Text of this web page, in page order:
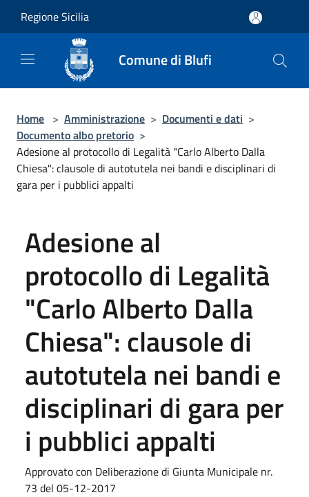
Regione Sicilia
Comune di Blufi
Home > Amministrazione > Documenti e dati >
Documento albo pretorio >
Adesione al protocollo di Legalità "Carlo Alberto Dalla
Chiesa": clausole di autotutela nei bandi e disciplinari di
gara per i pubblici appalti
Adesione al
protocollo di Legalità
"Carlo Alberto Dalla
Chiesa": clausole di
autotutela nei bandi e
disciplinari di gara per
i pubblici appalti
Approvato con Deliberazione di Giunta Municipale nr.
73 del 05-12-2017